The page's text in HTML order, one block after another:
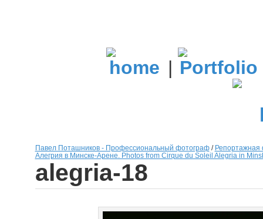
|
Павел Поташников - Профессиональный фотограф/ Репортажная
Алегрия в Минске-Арене. Photos from Cirque du Soleil Alegria in
alegria-18